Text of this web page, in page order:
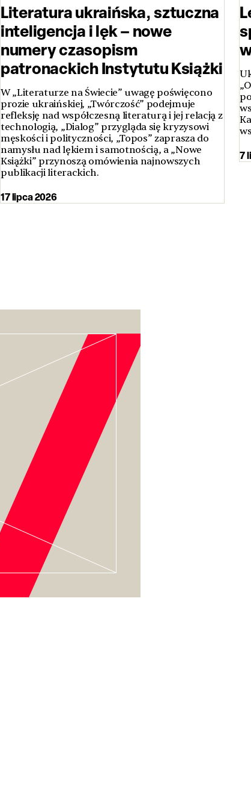
Literatura ukraińska, sztuczna
inteligencja i lęk – nowe
numery czasopism
patronackich Instytutu Książki
W „Literaturze na Świecie” uwagę poświęcono
prozie ukraińskiej, „Twórczość” podejmuje
refleksję nad współczesną literaturą i jej relacją z
technologią, „Dialog” przygląda się kryzysowi
męskości i polityczności, „Topos” zaprasza do
namysłu nad lękiem i samotnością, a „Nowe
Książki” przynoszą omówienia najnowszych
publikacji literackich.
17 lipca 2026
7